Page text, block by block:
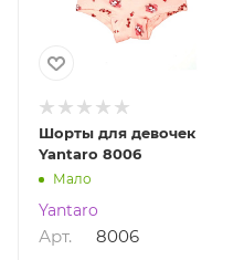
Шорты для девочек
Yantaro 8006
Мало
Yantaro
Арт. 8006